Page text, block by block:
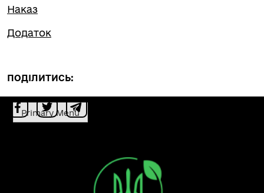
Наказ
Додаток
ПОДІЛИТИСЬ:
Primary Menu